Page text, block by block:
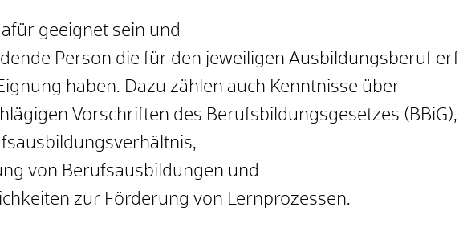
geeignet sein und
Person die für den jeweiligen Ausbildungsberuf
haben. Dazu zählen auch Kenntnisse über
Vorschriften des Berufsbildungsgesetzes (BBiG),
von Berufsausbildungen und
zur Förderung von Lernprozessen.